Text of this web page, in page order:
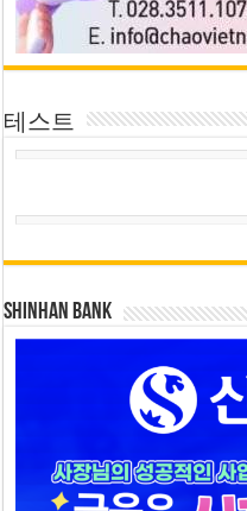
테스트
SHINHAN BANK